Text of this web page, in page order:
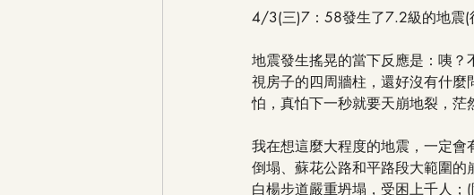
4/3(三)7：58發生了7.2級的地震(
地震發生搖晃的當下反應是：咦
視房子的四周牆柱，還好沒有什
怕，真怕下一秒就要天崩地裂，茫
我在想這麼大程度的地震，一定
倒塌、蘇花公路和平路段大範圍
白楊步道嚴重坍塌，受困上千人